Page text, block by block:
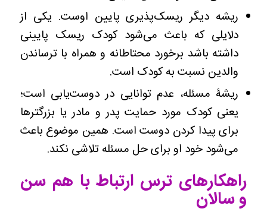
ریشه دیگر ریسک‌پذیری پایین اوست. یکی از
دلایلی که باعث می‌شود کودک ریسک پایینی
داشته باشد برخورد محتاطانه و همراه با ترساندن
والدین نسبت به کودک است.
ریشۀ مسئله، عدم توانایی در دوست‌یابی است؛
یعنی کودک مورد حمایت پدر و مادر یا بزرگترها
برای پیدا کردن دوست است. همین موضوع باعث
می‌شود خود او برای حل مسئله تلاشی نکند.
راهکارهای ترس ارتباط با هم سن
و سالان